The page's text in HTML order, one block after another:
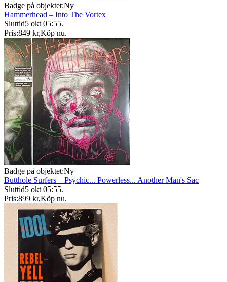
Badge på objektet:Ny
Hammerhead – Into The Vortex
Sluttid5 okt 05:55.
Pris:849 kr,Köp nu.
Badge på objektet:Ny
Butthole Surfers – Psychic... Powerless... Another Man's Sac
Sluttid5 okt 05:55.
Pris:899 kr,Köp nu.